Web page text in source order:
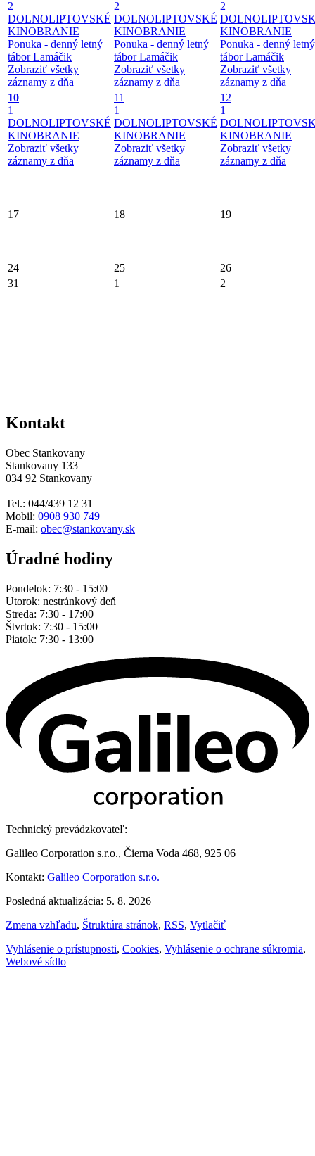
2
DOLNOLIPTOVSKÉ
KINOBRANIE
Ponuka - denný letný
tábor Lamáčik
Zobraziť všetky
záznamy z dňa
2
DOLNOLIPTOVSKÉ
KINOBRANIE
Ponuka - denný letný
tábor Lamáčik
Zobraziť všetky
záznamy z dňa
2
KINOBRANIE
Ponuka - denný letný
tábor Lamáčik
Zobraziť všetky
záznamy z dňa
10
1
DOLNOLIPTOVSKÉ
KINOBRANIE
Zobraziť všetky
záznamy z dňa
11
1
DOLNOLIPTOVSKÉ
KINOBRANIE
Zobraziť všetky
záznamy z dňa
12
1
KINOBRANIE
Zobraziť všetky
záznamy z dňa
17 18 19
24 25
26
31
1 2
Kontakt
Obec Stankovany
Stankovany 133
034 92 Stankovany
Tel.: 044/439 12 31
Mobil: 0908 930 749
E-mail: obec@stankovany.sk
Úradné hodiny
Pondelok: 7:30 - 15:00
Utorok: nestránkový deň
Streda: 7:30 - 17:00
Štvrtok: 7:30 - 15:00
Piatok: 7:30 - 13:00
Technický prevádzkovateľ:
Galileo Corporation s.r.o., Čierna Voda 468, 925 06
Kontakt: Galileo Corporation s.r.o.
Posledná aktualizácia: 5. 8. 2026
Zmena vzhľadu, Štruktúra stránok, RSS, Vytlačiť
Vyhlásenie o prístupnosti, Cookies, Vyhlásenie o ochrane súkromia,
Webové sídlo